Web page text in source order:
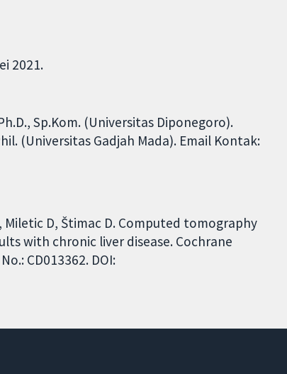
2021.
Sp.Kom. (Universitas Diponegoro).
(Universitas Gadjah Mada). Email Kontak:
Miletic D, Štimac D. Computed tomography
with chronic liver disease. Cochrane
CD013362. DOI: